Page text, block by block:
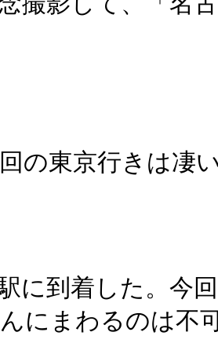
の東京行きは凄
に到着した。今
にまわるのは不